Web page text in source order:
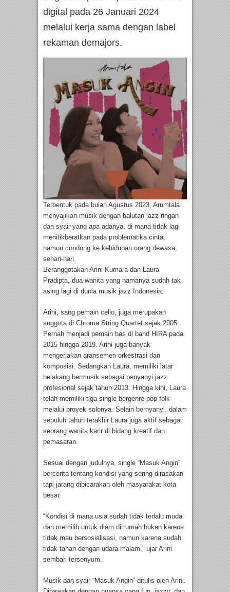
digital pada 26 Januari 2024
melalui kerja sama dengan label
rekaman demajors.
Terbentuk pada bulan Agustus 2023, Arumtala
menyajikan musik dengan balutan jazz ringan
dan syair yang apa adanya, di mana tidak lagi
menitikberatkan pada problematika cinta,
namun condong ke kehidupan orang dewasa
sehari-hari.
Beranggotakan Arini Kumara dan Laura
Pradipta, dua wanita yang namanya sudah tak
asing lagi di dunia musik jazz Indonesia.
Arini, sang pemain cello, juga merupakan
anggota di Chroma String Quartet sejak 2005.
Pernah menjadi pemain bas di band HIRA pada
2015 hingga 2019. Arini juga banyak
mengerjakan aransemen orkestrasi dan
komposisi. Sedangkan Laura, memiliki latar
belakang bermusik sebagai penyanyi jazz
profesional sejak tahun 2013. Hingga kini, Laura
telah memiliki tiga single bergenre pop folk
melalui proyek solonya. Selain bernyanyi, dalam
sepuluh tahun terakhir Laura juga aktif sebagai
seorang wanita karir di bidang kreatif dan
pemasaran.
Sesuai dengan judulnya, single “Masuk Angin”
bercerita tentang kondisi yang sering dirasakan
tapi jarang dibicarakan oleh masyarakat kota
besar.
“Kondisi di mana usia sudah tidak terlalu muda
dan memilih untuk diam di rumah bukan karena
tidak mau bersosialisasi, namun karena sudah
tidak tahan dengan udara malam,” ujar Arini
sembari tersenyum.
Musik dan syair “Masuk Angin” ditulis oleh Arini.